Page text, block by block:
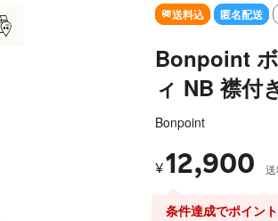
送料込 匿名配送
Bonpoint
ィ NB 襟付
Bonpoint
¥12,900
条件達成でポイン